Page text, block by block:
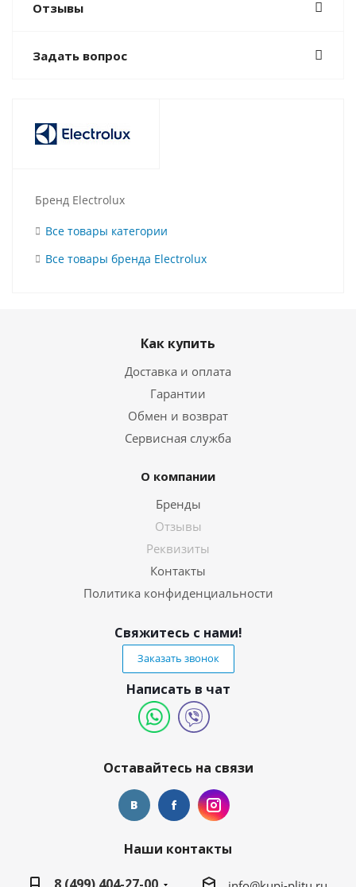
Отзывы
Задать вопрос
Бренд Electrolux
Все товары категории
Все товары бренда Electrolux
Как купить
Доставка и оплата
Гарантии
Обмен и возврат
Сервисная служба
О компании
Бренды
Отзывы
Реквизиты
Контакты
Политика конфиденциальности
Свяжитесь с нами!
Заказать звонок
Написать в чат
Оставайтесь на связи
Наши контакты